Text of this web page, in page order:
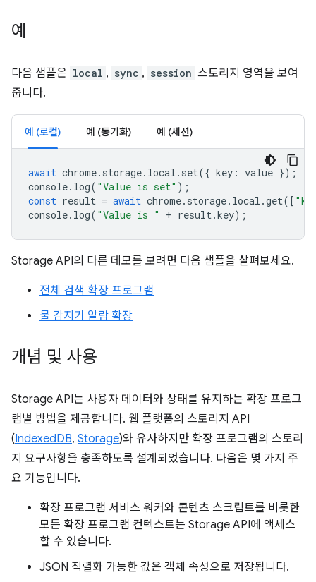
예
다음 샘플은 local , sync , session 스토리지 영역을 보여
줍니다.
예 (로컬) 예 (동기화) 예 (세션)
await chrome. storage. local . set({ key : value });
console. log( "Value is set" );
const result = await chrome. storage. local .get([
console. log( "Value is " + result.key);
Storage API의 다른 데모를 보려면 다음 샘플을 살펴보세요.
전체 검색 확장 프로그램
물 감지기 알람 확장
개념 및 사용
Storage API는 사용자 데이터와 상태를 유지하는 확장 프로그
램별 방법을 제공합니다. 웹 플랫폼의 스토리지 API
(IndexedDB, Storage)와 유사하지만 확장 프로그램의 스토리
지 요구사항을 충족하도록 설계되었습니다. 다음은 몇 가지 주
요 기능입니다.
확장 프로그램 서비스 워커와 콘텐츠 스크립트를 비롯한
모든 확장 프로그램 컨텍스트는 Storage API에 액세스
할 수 있습니다.
JSON 직렬화 가능한 값은 객체 속성으로 저장됩니다.